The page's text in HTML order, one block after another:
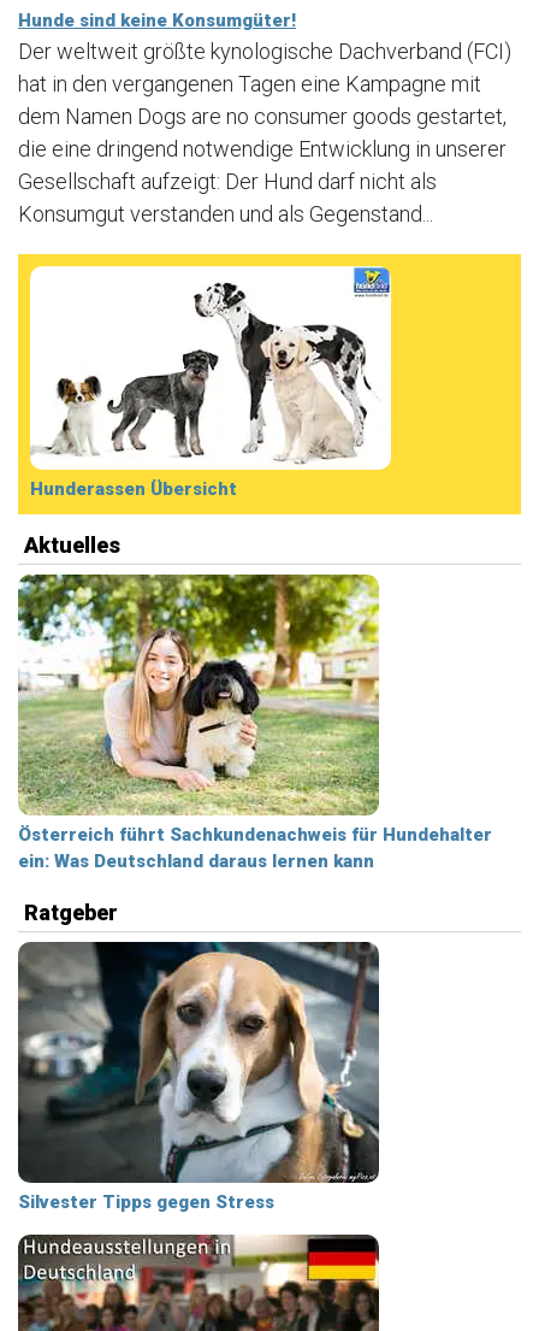
Hunde sind keine Konsumgüter!
Der weltweit größte kynologische Dachverband (FCI)
hat in den vergangenen Tagen eine Kampagne mit
dem Namen Dogs are no consumer goods gestartet,
die eine dringend notwendige Entwicklung in unserer
Gesellschaft aufzeigt: Der Hund darf nicht als
Konsumgut verstanden und als Gegenstand...
Hunderassen Übersicht
Aktuelles
Österreich führt Sachkundenachweis für Hundehalter
ein: Was Deutschland daraus lernen kann
Ratgeber
Silvester Tipps gegen Stress